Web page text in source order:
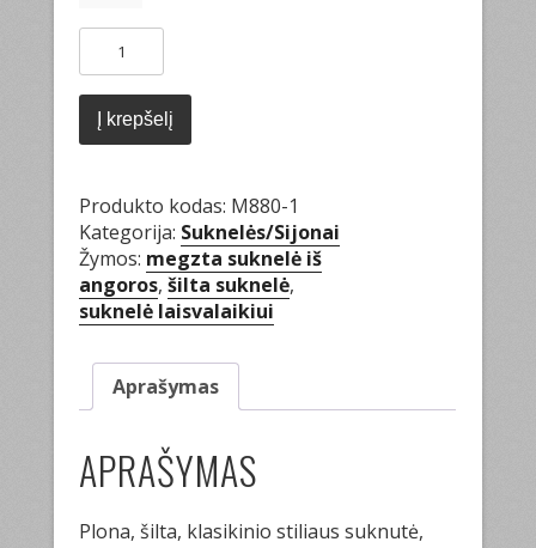
kiekis:
Suknutė
"Klasika"
Į krepšelį
Produkto kodas: M880-1
Kategorija: Suknelės/Sijonai
Žymos: megzta suknelė iš
angoros,šilta suknelė,
suknelė laisvalaikiui
Aprašymas
APRAŠYMAS
Plona, šilta, klasikinio stiliaus suknutė,